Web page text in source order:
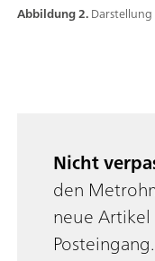
Abbildung 2.
Nicht
den
neue
Posteingang.